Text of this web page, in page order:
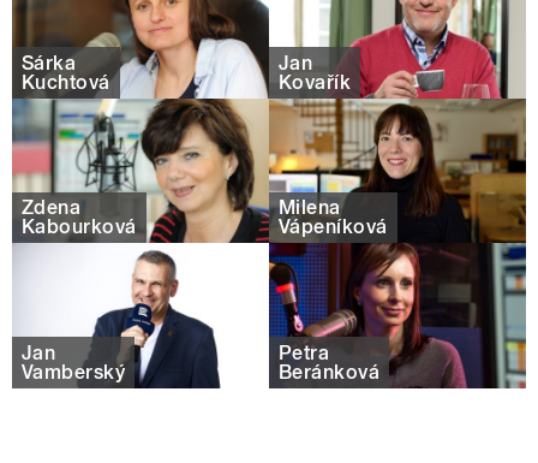
Šárka
Kuchtová
Jan
Kovařík
Zdena
Kabourková
Milena
Vápeníková
Jan
Vamberský
Petra
Beránková